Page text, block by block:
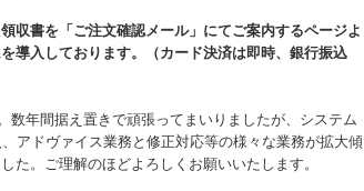
収書を「ご注文確認メール」にてご案内するページよ
導入しております。（カード決済は即時、銀行振込
年間据え置きで頑張ってまいりましたが、システム
アドヴァイス業務と修正対応等の様々な業務が拡大傾
た。ご理解のほどよろしくお願いいたします。